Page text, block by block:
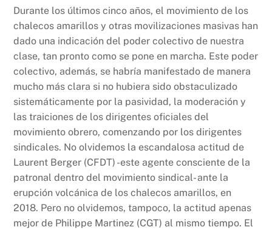
Durante los últimos cinco años, el movimiento de los
chalecos amarillos y otras movilizaciones masivas han
dado una indicación del poder colectivo de nuestra
clase, tan pronto como se pone en marcha. Este poder
colectivo, además, se habría manifestado de manera
mucho más clara si no hubiera sido obstaculizado
sistemáticamente por la pasividad, la moderación y
las traiciones de los dirigentes oficiales del
movimiento obrero, comenzando por los dirigentes
sindicales. No olvidemos la escandalosa actitud de
Laurent Berger (CFDT) -este agente consciente de la
patronal dentro del movimiento sindical- ante la
erupción volcánica de los chalecos amarillos, en
2018. Pero no olvidemos, tampoco, la actitud apenas
mejor de Philippe Martinez (CGT) al mismo tiempo. El